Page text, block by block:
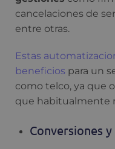
cancelaciones de
entre otras.
Estas
beneficios para un
como telco, ya que
que habitualmente
Conversiones